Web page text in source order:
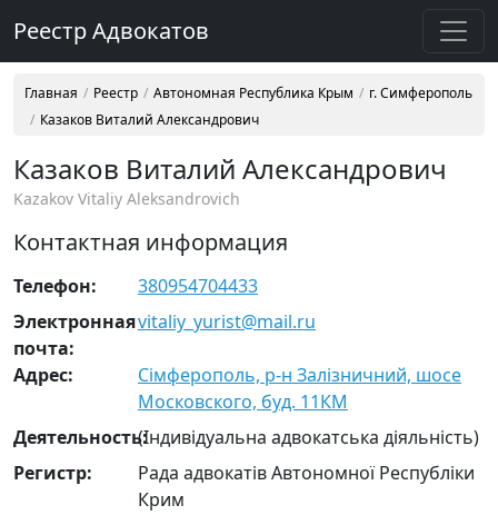
Реестр Адвокатов
Главная Реестр Автономная Республика Крым
г. Симферополь
Казаков Виталий Александрович
Казаков Виталий Александрович
Kazakov Vitaliy Aleksandrovich
Контактная информация
Телефон:
380954704433
Электронная
почта:
vitaliy_yurist@mail.ru
Адрес:
Сімферополь, р-н Залізничний, шосе
Московского, буд. 11КМ
Деятельность:(Індивідуальна адвокатська діяльність)
Регистр:
Рада адвокатів Автономної Республіки
Крим